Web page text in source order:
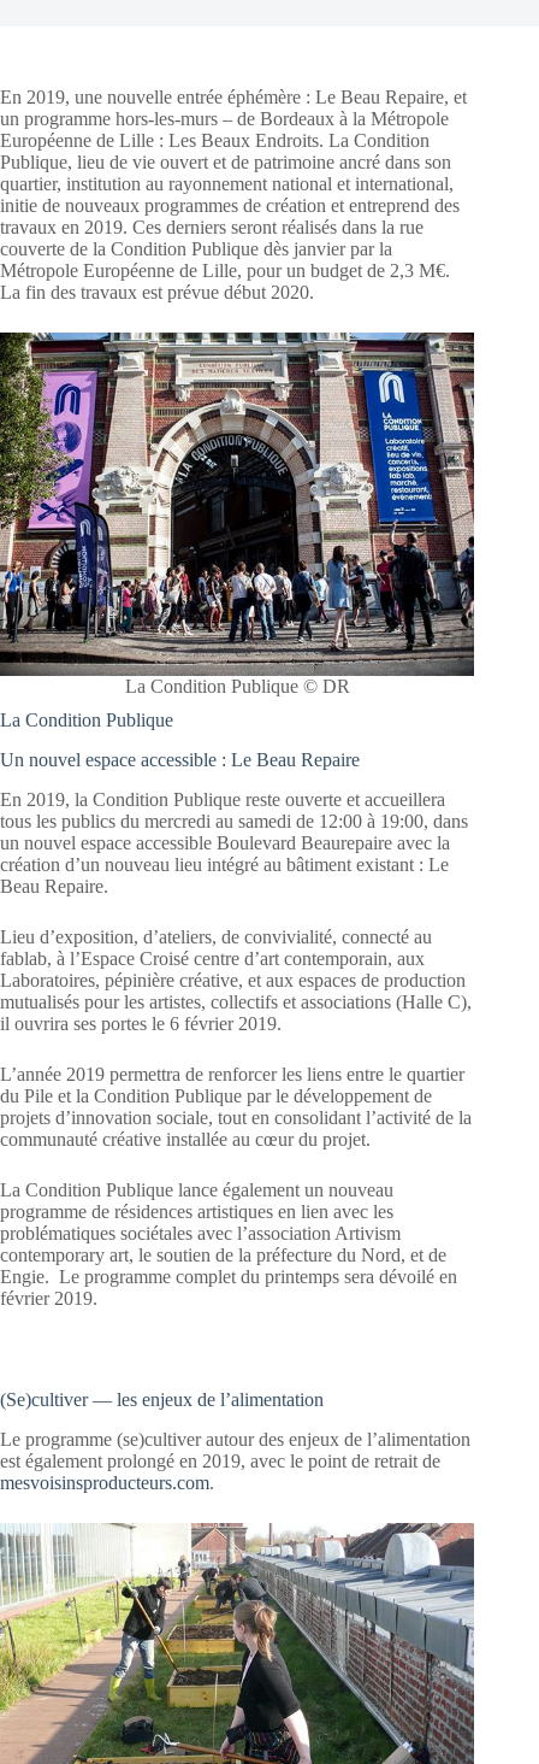
En 2019, une nouvelle entrée éphémère : Le Beau Repaire, et
un programme hors-les-murs – de Bordeaux à la Métropole
Européenne de Lille : Les Beaux Endroits. La Condition
Publique, lieu de vie ouvert et de patrimoine ancré dans son
quartier, institution au rayonnement national et international,
initie de nouveaux programmes de création et entreprend des
travaux en 2019. Ces derniers seront réalisés dans la rue
couverte de la Condition Publique dès janvier par la
Métropole Européenne de Lille, pour un budget de 2,3 M€.
La fin des travaux est prévue début 2020.
La Condition Publique © DR
La Condition Publique
Un nouvel espace accessible : Le Beau Repaire
En 2019, la Condition Publique reste ouverte et accueillera
tous les publics du mercredi au samedi de 12:00 à 19:00, dans
un nouvel espace accessible Boulevard Beaurepaire avec la
création d’un nouveau lieu intégré au bâtiment existant : Le
Beau Repaire.
Lieu d’exposition, d’ateliers, de convivialité, connecté au
fablab, à l’Espace Croisé centre d’art contemporain, aux
Laboratoires, pépinière créative, et aux espaces de production
mutualisés pour les artistes, collectifs et associations (Halle C),
il ouvrira ses portes le 6 février 2019.
L’année 2019 permettra de renforcer les liens entre le quartier
du Pile et la Condition Publique par le développement de
projets d’innovation sociale, tout en consolidant l’activité de la
communauté créative installée au cœur du projet.
La Condition Publique lance également un nouveau
programme de résidences artistiques en lien avec les
problématiques sociétales avec l’association Artivism
contemporary art, le soutien de la préfecture du Nord, et de
Engie. Le programme complet du printemps sera dévoilé en
février 2019.
(Se)cultiver — les enjeux de l’alimentation
Le programme (se)cultiver autour des enjeux de l’alimentation
est également prolongé en 2019, avec le point de retrait de
mesvoisinsproducteurs.com.